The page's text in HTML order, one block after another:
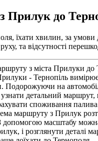
Прилук до
їхати хвилин, за умови
та відсутності
з міста Прилуки до
- Тернопіль
Подорожуючи на
детальний
споживання
маршруту з Прилук
допомогою масштабу
і розглянути деталі